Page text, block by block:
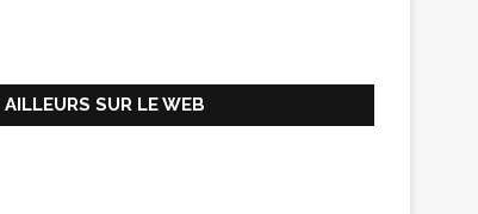
AILLEURS SUR LE WEB